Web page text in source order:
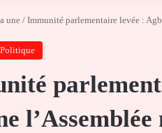
une/ Immunité parlementaire levée :
Politique